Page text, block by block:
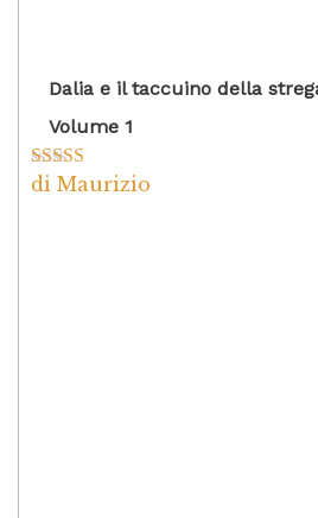
Dalia e il taccuino della
Volume 1
Valutato4
di Maurizio